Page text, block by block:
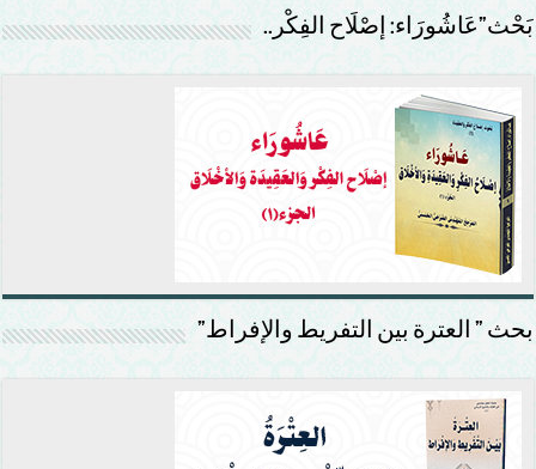
بَحْث”عَاشُورَاء: إصْلَاح الفِكْر..
بحث ” العترة بين التفريط والإفراط”